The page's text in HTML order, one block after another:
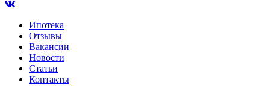
Ипотека
Отзывы
Вакансии
Новости
Статьи
Контакты